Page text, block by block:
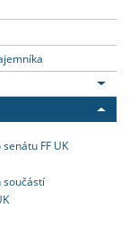
FF UK
součástí